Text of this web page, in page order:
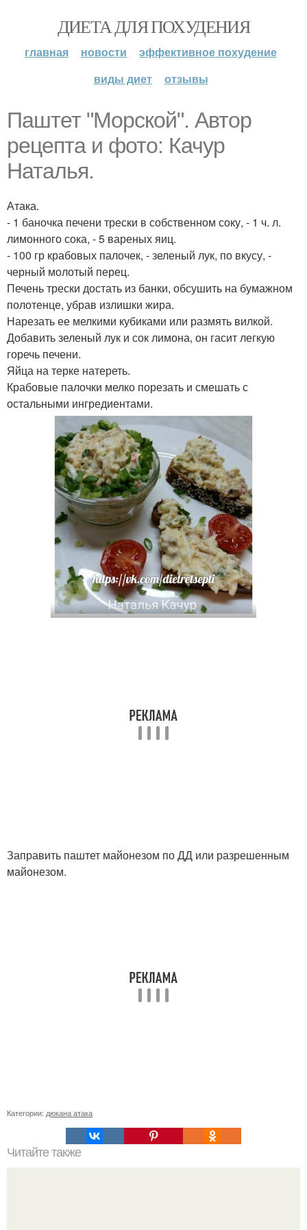
ДИЕТА ДЛЯ ПОХУДЕНИЯ
главная новости
эффективное похудение
виды диет
отзывы
Паштет "Морской". Автор
рецепта и фото: Качур
Наталья.
Атака.
- 1 баночка печени трески в собственном соку, - 1 ч. л.
лимонного сока, - 5 вареных яиц.
- 100 гр крабовых палочек, - зеленый лук, по вкусу, -
черный молотый перец.
Печень трески достать из банки, обсушить на бумажном
полотенце, убрав излишки жира.
Нарезать ее мелкими кубиками или размять вилкой.
Добавить зеленый лук и сок лимона, он гасит легкую
горечь печени.
Яйца на терке натереть.
Крабовые палочки мелко порезать и смешать с
остальными ингредиентами.
Заправить паштет майонезом по ДД или разрешенным
майонезом.
Категории: дюкана атака
Читайте также